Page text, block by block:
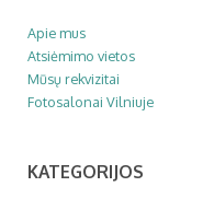
Apie mus
Atsiėmimo vietos
Mūsų rekvizitai
Fotosalonai Vilniuje
KATEGORIJOS